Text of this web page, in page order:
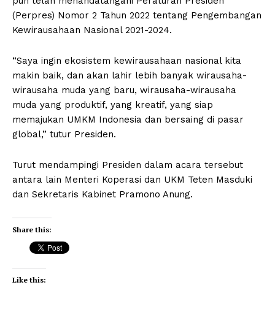
(Perpres) Nomor 2 Tahun 2022 tentang Pengembangan
Kewirausahaan Nasional 2021-2024.
“Saya ingin ekosistem kewirausahaan nasional kita
makin baik, dan akan lahir lebih banyak wirausaha-
wirausaha muda yang baru, wirausaha-wirausaha
muda yang produktif, yang kreatif, yang siap
memajukan UMKM Indonesia dan bersaing di pasar
global,” tutur Presiden.
Turut mendampingi Presiden dalam acara tersebut
antara lain Menteri Koperasi dan UKM Teten Masduki
dan Sekretaris Kabinet Pramono Anung.
Share this:
Like this: